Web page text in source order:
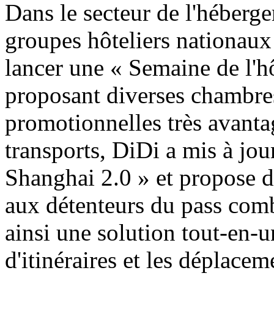
Dans le secteur de
groupes hôteliers
lancer une « Semaine de
proposant diverses
promotionnelles très
transports, DiDi a mis à
Shanghai 2.0 » et propose
aux détenteurs du pass
ainsi une solution tout-en-
d'itinéraires et les